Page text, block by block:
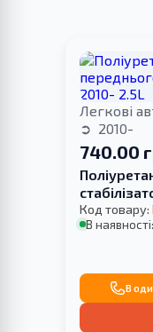
Легкові
2010-
740.00
Код товару:
В
В